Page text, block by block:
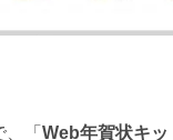
「 Web年賀状キッ